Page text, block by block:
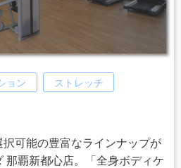
ョン ストレッチ
可能の豊富なラインナップが
那覇新都心店。「全身ボディケ